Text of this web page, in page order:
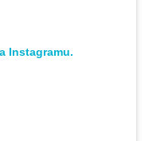
Instagramu.